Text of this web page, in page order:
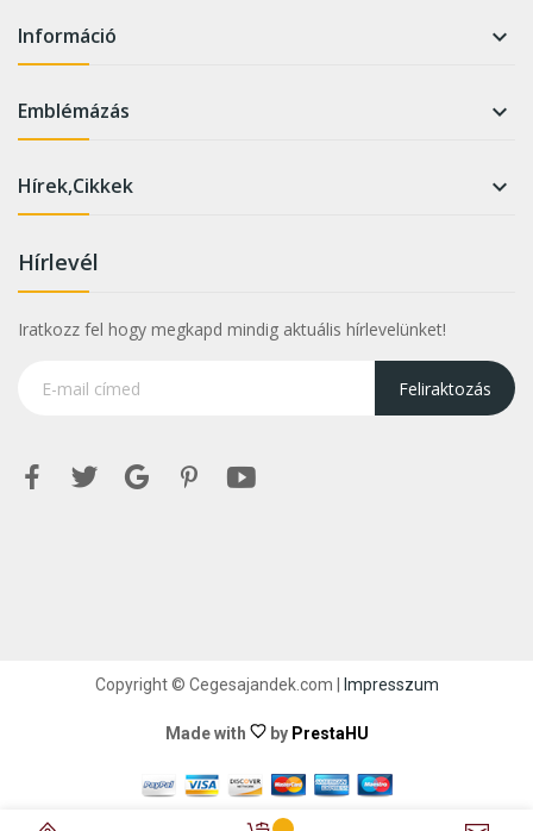
Információ 
Emblémázás 
Hírek,Cikkek 
Hírlevél
Iratkozz fel hogy megkapd mindig aktuális hírlevelünket!
Feliraktozás
Copyright © Cegesajandek.com | Impresszum
Made with by PrestaHU